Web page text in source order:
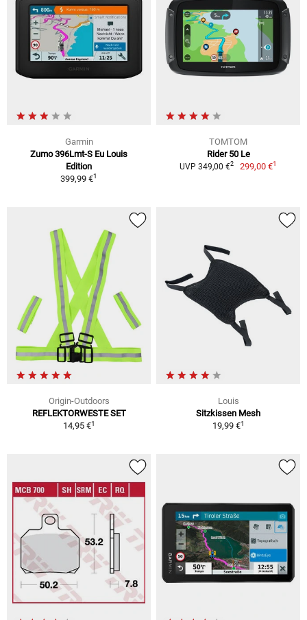
Garmin
Zumo 396Lmt-S Eu Louis
Edition
399,99 €1
TOMTOM
Rider 50 Le
UVP 349,00 €2 299,00 €1
Origin-Outdoors
REFLEKTORWESTE SET
14,95 €1
Louis
Sitzkissen Mesh
19,99 €1